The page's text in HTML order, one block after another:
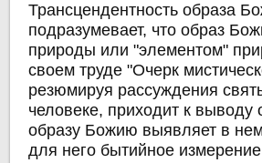
Трансцендентность образа
подразумевает, что образ
природы или "элементом"
своем труде "Очерк
резюмируя рассуждения
человеке, приходит к выводу
образу Божию выявляет в
для него бытийное